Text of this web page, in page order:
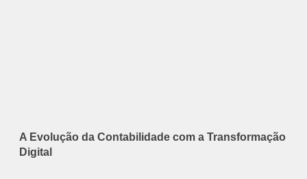
A Evolução da Contabilidade com a Transformação
Digital